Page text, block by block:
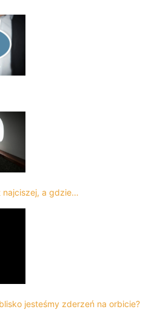
najciszej, a gdzie…
jesteśmy zderzeń na orbicie?